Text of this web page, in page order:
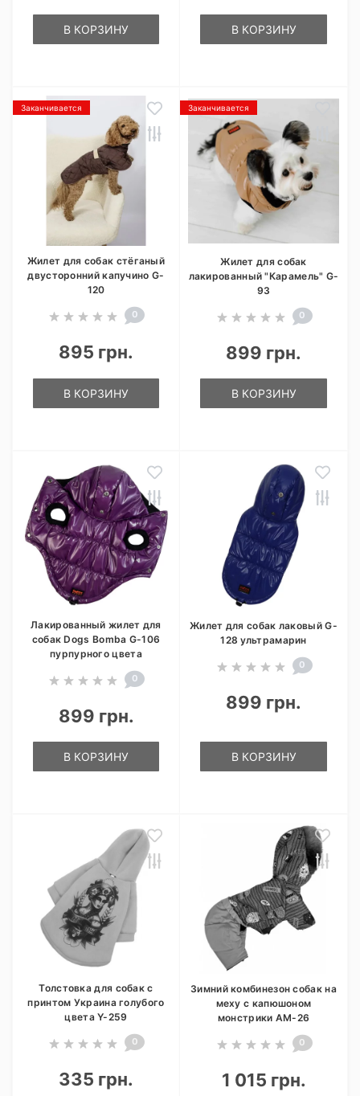
В КОРЗИНУ В КОРЗИНУ
Заканчивается
Жилет для собак стёганый
двусторонний капучино G-
120
0
895 грн.
В КОРЗИНУ
Заканчивается
Жилет для собак
лакированный "Карамель" G-
93
0
899 грн.
В КОРЗИНУ
Лакированный жилет для
собак Dogs Bomba G-106
пурпурного цвета
0
899 грн.
В КОРЗИНУ
Жилет для собак лаковый G-
128 ультрамарин
0
899 грн.
В КОРЗИНУ
Толстовка для собак с
принтом Украина голубого
цвета Y-259
0
335 грн.
Зимний комбинезон собак на
меху с капюшоном
монстрики AM-26
0
1 015 грн.